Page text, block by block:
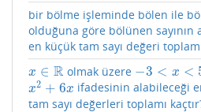
bir bölme işleminde bölen ile
olduğuna göre bölünen
en küçük tam sayı değeri
x ∈ R
x∈R olmak üzere −3 < x <
−3< x<5
x2 + 6x
x2+6x
ifadesinin alabileceği
tam sayı değerleri toplamı